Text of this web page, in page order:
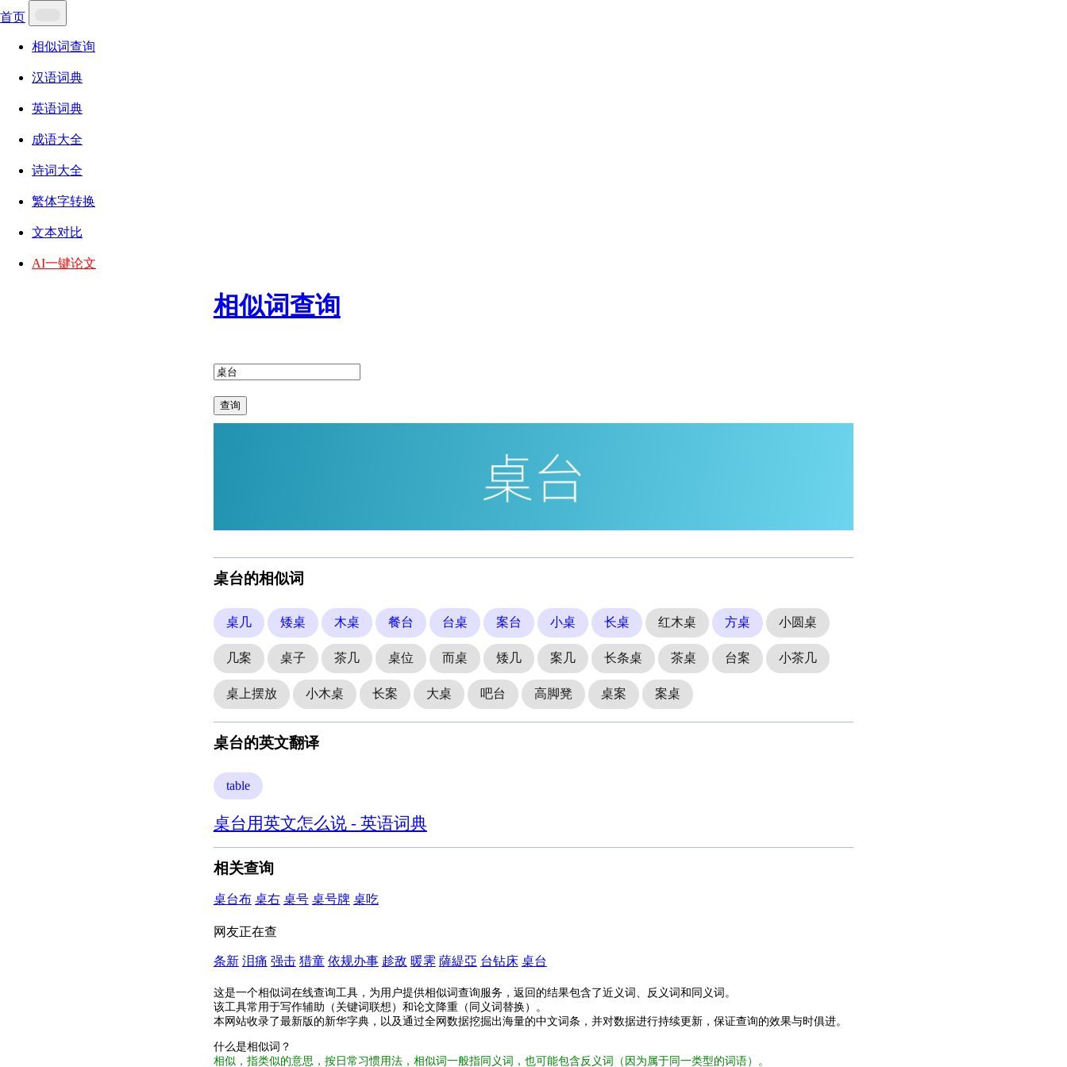
首页
相似词查询
汉语词典
英语词典
成语大全
诗词大全
繁体字转换
文本对比
AI一键论文
相似词查询
查询
桌台的相似词
桌几 矮桌 木桌 餐台 台桌 案台 小桌 长桌 红木桌 方桌 小圆桌
几案 桌子 茶几 桌位 而桌 矮几 案几 长条桌 茶桌 台案 小茶几
桌上摆放 小木桌 长案 大桌 吧台 高脚凳 桌案 案桌
桌台的英文翻译
table
桌台用英文怎么说 - 英语词典
相关查询
桌台布 桌右 桌号 桌号牌 桌吃
网友正在查
条新 泪痛 强击 猎童 依规办事 趁敌 暖霁 薩緹亞 台钻床 桌台
这是一个相似词在线查询工具，为用户提供相似词查询服务，返回的结果包含了近义词、反义词和同义词。
该工具常用于写作辅助（关键词联想）和论文降重（同义词替换）。
本网站收录了最新版的新华字典，以及通过全网数据挖掘出海量的中文词条，并对数据进行持续更新，保证查询的效果与时俱进。
什么是相似词？
相似，指类似的意思，按日常习惯用法，相似词一般指同义词，也可能包含反义词（因为属于同一类型的词语）。